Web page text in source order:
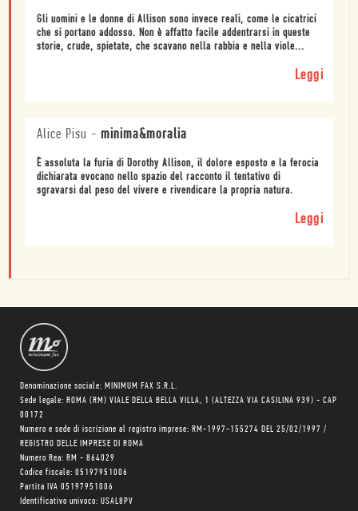
Gli uomini e le donne di Allison sono invece reali, come le cicatrici
che si portano addosso. Non è affatto facile addentrarsi in queste
storie, crude, spietate, che scavano nella rabbia e nella viole...
Leggi
Alice Pisu - minima&moralia
È assoluta la furia di Dorothy Allison, il dolore esposto e la ferocia
dichiarata evocano nello spazio del racconto il tentativo di
sgravarsi dal peso del vivere e rivendicare la propria natura.
Leggi
Denominazione sociale: MINIMUM FAX S.R.L.
Sede legale: ROMA (RM) VIALE DELLA BELLA VILLA, 1 (ALTEZZA VIA CASILINA 939) - CAP
00172
Numero e sede di iscrizione al registro imprese: RM-1997-155274 DEL 25/02/1997 /
REGISTRO DELLE IMPRESE DI ROMA
Numero Rea: RM - 864029
Codice fiscale: 05197951006
Partita IVA 05197951006
Identificativo univoco: USAL8PV